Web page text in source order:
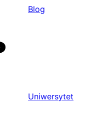
Blog
Uniwersytet